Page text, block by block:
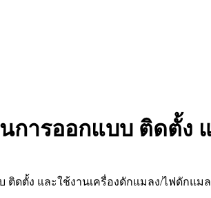
ารออกแบบ ติดตั้ง